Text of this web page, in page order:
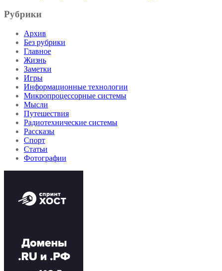
Рубрики
Архив
Без рубрики
Главное
Жизнь
Заметки
Игры
Информационные технологии
Микропроцессорные системы
Мысли
Путешествия
Радиотехнические системы
Рассказы
Спорт
Статьи
Фотографии